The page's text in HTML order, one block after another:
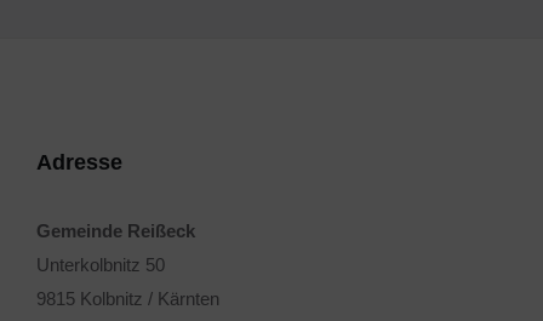
Adresse
Gemeinde Reißeck
Unterkolbnitz 50
9815 Kolbnitz / Kärnten